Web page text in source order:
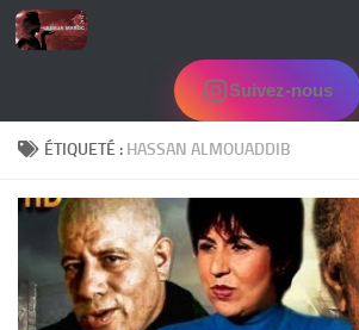
Skip to content
Suivez-nous
ÉTIQUETÉ : HASSAN ALMOUADDIB